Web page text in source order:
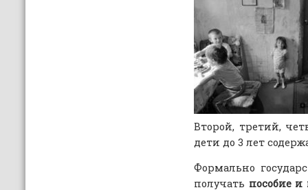
Второй, третий,
дети до 3 лет
Формально
получать пособие и